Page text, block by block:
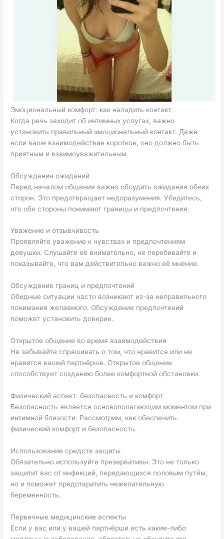
Эмоциональный комфорт: как наладить контакт
Когда речь заходит об интимных услугах, важно
установить правильный эмоциональный контакт. Даже
если ваше взаимодействие короткое, оно должно быть
приятным и взаимоуважительным.
Обсуждение ожиданий
Перед началом общения важно обсудить ожидания обеих
сторон. Это предотвращает недоразумения. Убедитесь,
что обе стороны понимают границы и предпочтения.
Уважение и отзывчивость
Проявляйте уважение к чувствах и предпочтениям
девушки. Слушайте её внимательно, не перебивайте и
показывайте, что вам действительно важно её мнение.
Обсуждение границ и предпочтений
Обидные ситуации часто возникают из-за неправильного
понимания желаемого. Обсуждение предпочтений
поможет установить доверие.
Открытое общение во время взаимодействия
Не забывайте спрашивать о том, что нравится или не
нравится вашей партнёрше. Открытое общение
способствует созданию более комфортной обстановки.
Физический аспект: безопасность и комфорт
Безопасность является основополагающим моментом при
интимной близости. Рассмотрим, как обеспечить
физический комфорт и безопасность.
Использование средств защиты
Обязательно используйте презервативы. Это не только
защитит вас от инфекций, передающихся половым путём,
но и поможет предотвратить нежелательную
беременность.
Первичные медицинские аспекты
Если у вас или у вашей партнёрши есть какие-либо